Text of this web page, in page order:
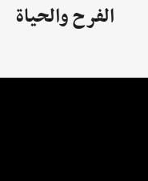
الفرح والحياة